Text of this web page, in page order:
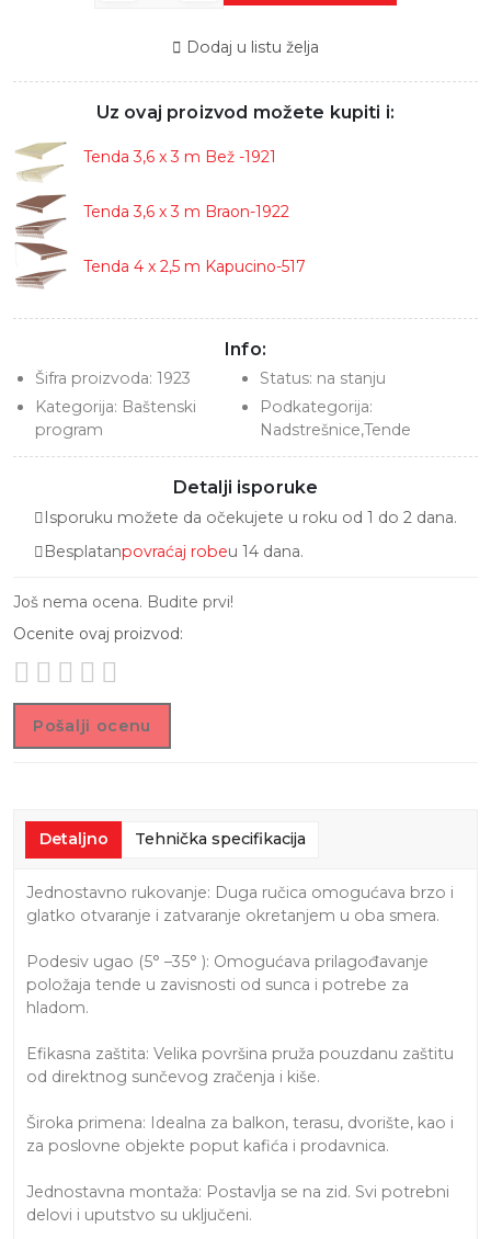
Dodaj u listu želja
Uz ovaj proizvod možete kupiti i:
Tenda 3,6 x 3 m Bež -1921
Tenda 3,6 x 3 m Braon-1922
Tenda 4 x 2,5 m Kapucino-517
Info:
Šifra proizvoda: 1923 Status: na stanju
Kategorija: Baštenski
program
Podkategorija:
Nadstrešnice,Tende
Detalji isporuke
Isporuku možete da očekujete u roku od 1 do 2 dana.
Besplatanpovraćaj robeu 14 dana.
Još nema ocena. Budite prvi!
Ocenite ovaj proizvod:
Pošalji ocenu
Detaljno Tehnička specifikacija
Jednostavno rukovanje: Duga ručica omogućava brzo i
glatko otvaranje i zatvaranje okretanjem u oba smera.
Podesiv ugao (5° –35° ): Omogućava prilagođavanje
položaja tende u zavisnosti od sunca i potrebe za
hladom.
Efikasna zaštita: Velika površina pruža pouzdanu zaštitu
od direktnog sunčevog zračenja i kiše.
Široka primena: Idealna za balkon, terasu, dvorište, kao i
za poslovne objekte poput kafića i prodavnica.
Jednostavna montaža: Postavlja se na zid. Svi potrebni
delovi i uputstvo su uključeni.